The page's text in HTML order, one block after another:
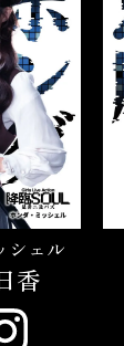
シェル
香